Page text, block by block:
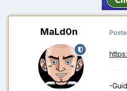
MaLd0n
-